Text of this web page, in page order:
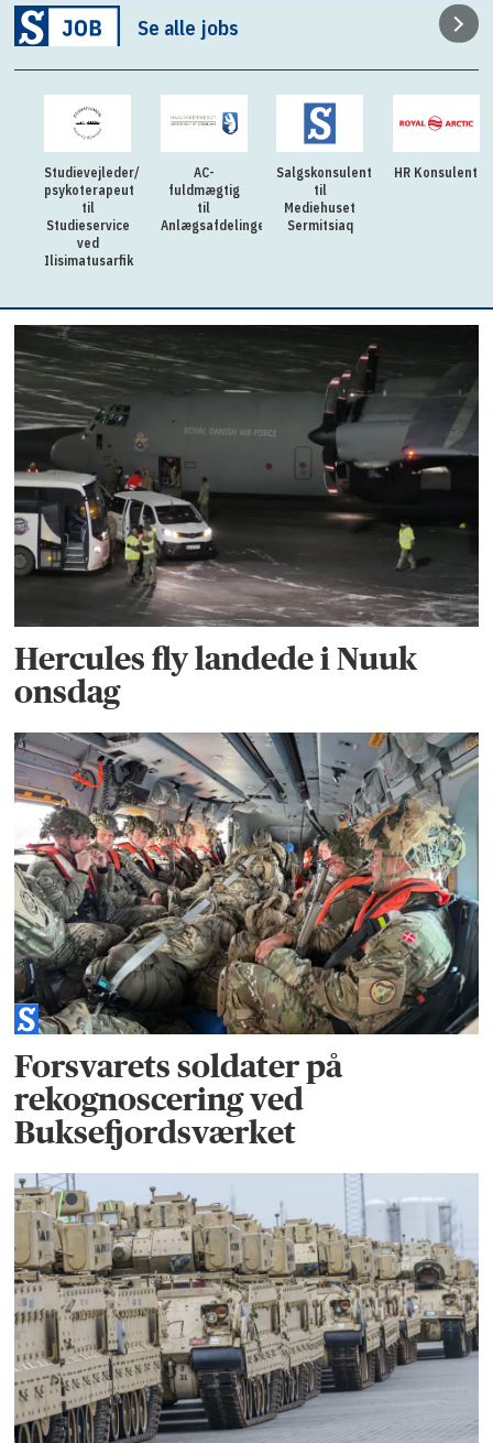
Se alle jobs
Studievejleder/
psykoterapeut
til
Studieservice
ved
Ilisimatusarfik
AC-
fuldmægtig
til
Anlægsafdelingen
Salgskonsulent
til
Mediehuset
Sermitsiaq
HR Konsulent
Hercules fly landede i Nuuk
onsdag
Forsvarets soldater på
rekognoscering ved
Buksefjordsværket